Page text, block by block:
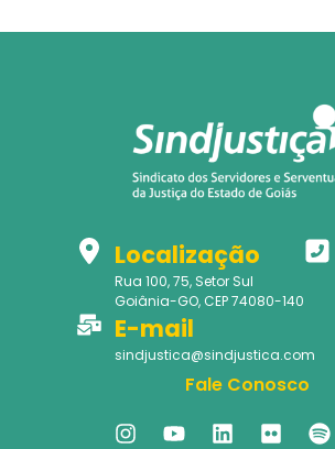
Localização
Rua 100, 75, Setor Sul
Goiânia-GO, CEP 74080-140
E-mail
sindjustica@sindjustica.com
Fale Conosco